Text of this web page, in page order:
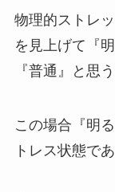
物理的ストレ
を見上げて『
『普通』と思
この場合『明
トレス状態で